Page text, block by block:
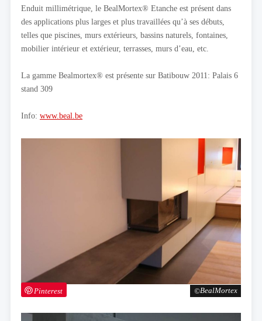
BealMortex
Pinterest
Enduit millimétrique, le BealMortex® Etanche est présent dans
des applications plus larges et plus travaillées qu’à ses débuts,
telles que piscines, murs extérieurs, bassins naturels, fontaines,
mobilier intérieur et extérieur, terrasses, murs d’eau, etc.
La gamme Bealmortex® est présente sur Batibouw 2011: Palais 6
stand 309
Info: www.beal.be